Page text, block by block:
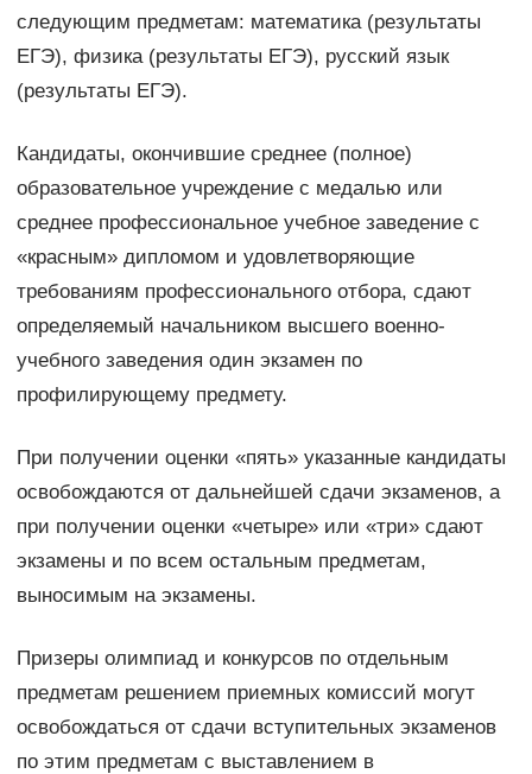
следующим предметам: математика (результаты
ЕГЭ), физика (результаты ЕГЭ), русский язык
(результаты ЕГЭ).
Кандидаты, окончившие среднее (полное)
образовательное учреждение с медалью или
среднее профессиональное учебное заведение с
«красным» дипломом и удовлетворяющие
требованиям профессионального отбора, сдают
определяемый начальником высшего военно-
учебного заведения один экзамен по
профилирующему предмету.
При получении оценки «пять» указанные кандидаты
освобождаются от дальнейшей сдачи экзаменов, а
при получении оценки «четыре» или «три» сдают
экзамены и по всем остальным предметам,
выносимым на экзамены.
Призеры олимпиад и конкурсов по отдельным
предметам решением приемных комиссий могут
освобождаться от сдачи вступительных экзаменов
по этим предметам с выставлением в